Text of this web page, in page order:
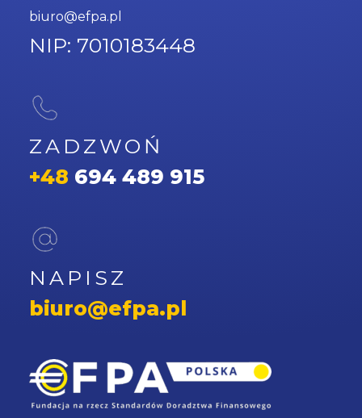
biuro@efpa.pl
NIP: 7010183448
ZADZWOŃ
+48 694 489 915
NAPISZ
biuro@efpa.pl